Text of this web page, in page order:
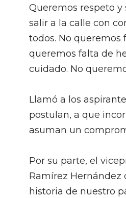
Queremos respeto
salir a la calle con
todos. No queremos
queremos falta de
cuidado. No
Llamó a los
postulan, a que
asuman un
Por su parte, el
Ramírez Hernández
historia de nuestro